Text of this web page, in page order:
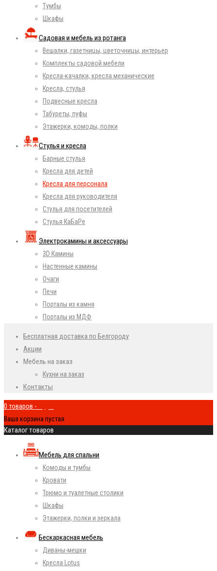
Тумбы
Шкафы
Садовая и мебель из ротанга
Вешалки, газетницы, цветочницы, интерьер
Комплекты садовой мебели
Кресла-качалки, кресла механические
Кресла, стулья
Подвесные кресла
Табуреты, пуфы
Этажерки, комоды, полки
Стулья и кресла
Барные стулья
Кресла для детей
Кресла для персонала
Кресла для руководителя
Стулья для посетителей
Стулья КаБаРе
Электрокамины и аксессуары
3D Камины
Настенные камины
Очаги
Печи
Порталы из камня
Порталы из МДФ
Бесплатная доставка по Белгороду
Акции
Мебель на заказ
Кухни на заказ
Контакты
0 товаров -
Ваша корзина пустая
Каталог товаров
Мебель для спальни
Комоды и тумбы
Кровати
Трюмо и туалетные столики
Шкафы
Этажерки, полки и зеркала
Бескаркасная мебель
Диваны-мешки
Кресла Lotus